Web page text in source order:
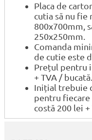
Placa de
cutia să nu fie
800x700mm,
250x250mm.
Comanda
de cutie este
Prețul pentru
+ TVA / bucată.
Inițial trebuie
pentru fiecare
costă 200 lei +